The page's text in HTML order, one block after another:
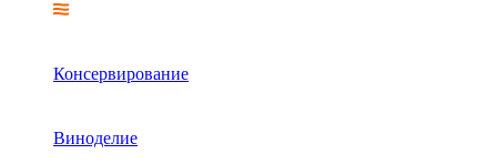
Консервирование
Виноделие